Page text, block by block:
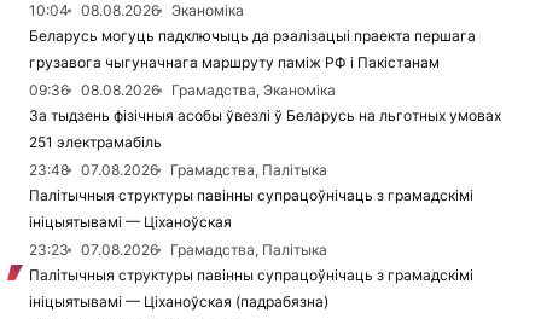
10:04
08.08.2026
Эканоміка
Беларусь могуць падключыць да рэалізацыі праекта першага
грузавога чыгуначнага маршруту паміж РФ і Пакістанам
09:36
08.08.2026
Грамадства, Эканоміка
За тыдзень фізічныя асобы ўвезлі ў Беларусь на льготных умовах
251 электрамабіль
23:48
07.08.2026
Грамадства, Палітыка
Палітычныя структуры павінны супрацоўнічаць з грамадскімі
ініцыятывамі — Ціханоўская
23:23
07.08.2026
Грамадства, Палітыка
Палітычныя структуры павінны супрацоўнічаць з грамадскімі
ініцыятывамі — Ціханоўская (падрабязна)